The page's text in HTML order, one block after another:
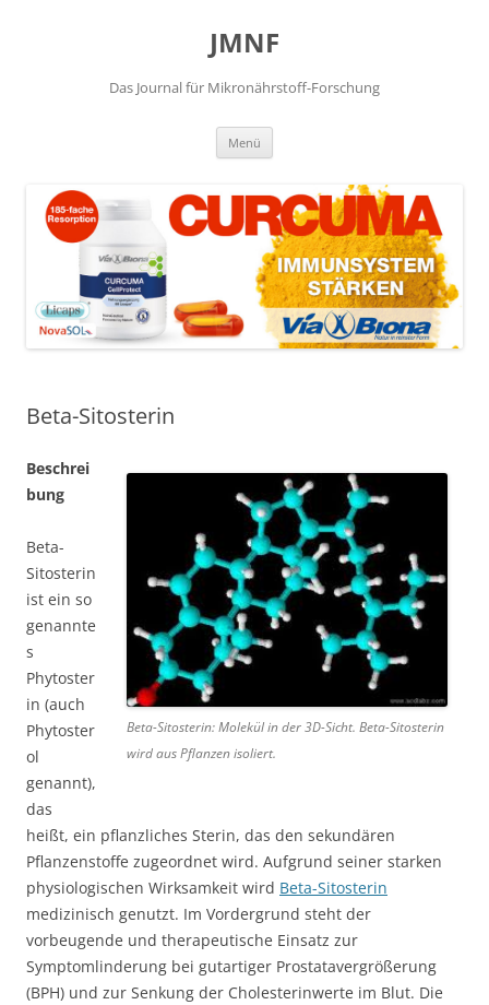
JMNF
Das Journal für Mikronährstoff-Forschung
Menü
Beta-Sitosterin
Beta-Sitosterin: Molekül in der 3D-Sicht. Beta-Sitosterin
wird aus Pflanzen isoliert.
Beschrei
bung
Beta-
Sitosterin
ist ein so
genannte
s
Phytoster
in (auch
Phytoster
ol
genannt),
das
heißt, ein pflanzliches Sterin, das den sekundären
Pflanzenstoffe zugeordnet wird. Aufgrund seiner starken
physiologischen Wirksamkeit wird Beta-Sitosterin
medizinisch genutzt. Im Vordergrund steht der
vorbeugende und therapeutische Einsatz zur
Symptomlinderung bei gutartiger Prostatavergrößerung
(BPH) und zur Senkung der Cholesterinwerte im Blut. Die